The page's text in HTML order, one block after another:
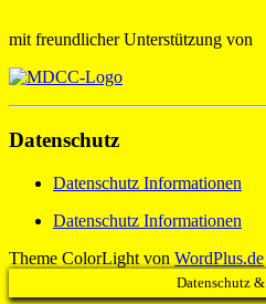
mit freundlicher Unterstützung von
Datenschutz
Datenschutz Informationen
Datenschutz Informationen
Theme ColorLight von WordPlus.de
Datenschutz